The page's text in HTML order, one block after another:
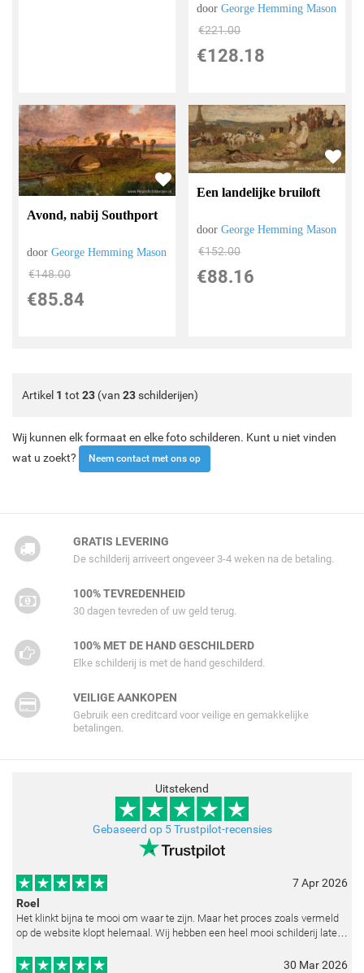
doorGeorge Hemming Mason
€221.00
€128.18
Avond, nabij Southport
doorGeorge Hemming Mason
€148.00
€85.84
Een landelijke bruiloft
doorGeorge Hemming Mason
€152.00
€88.16
Artikel 1 tot 23 (van 23schilderijen)
Wij kunnen elk formaat en elke foto schilderen. Kunt u niet vinden
wat u zoekt?
Neem contact met ons op
GRATIS LEVERING
De schilderij arriveert ongeveer 3-4 weken na de betaling.
100% TEVREDENHEID
30 dagen tevreden of uw geld terug.
100% MET DE HAND GESCHILDERD
Elke schilderij is met de hand geschilderd.
VEILIGE AANKOPEN
Gebruik een creditcard voor veilige en gemakkelijke
betalingen.
Uitstekend
Gebaseerd op 5 Trustpilot-recensies
7 Apr 2026
Roel
Het klinkt bijna te mooi om waar te zijn. Maar het proces zoals vermeld
op de website klopt helemaal. Wij hebben een heel mooi schilderij laten
30 Mar 2026